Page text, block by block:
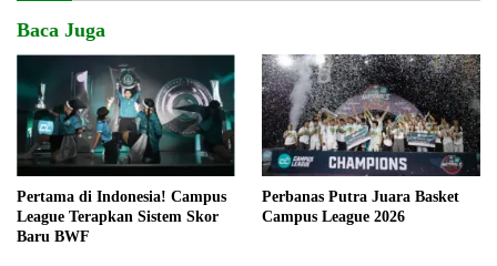
Baca Juga
Pertama di Indonesia! Campus
League Terapkan Sistem Skor
Baru BWF
Perbanas Putra Juara Basket
Campus League 2026